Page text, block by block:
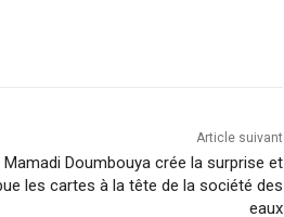
Article suivant
Mamadi Doumbouya crée la surprise et
les cartes à la tête de la société des
eaux